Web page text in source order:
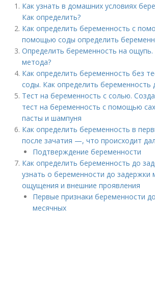
Как узнать в домашних условиях
Как определить?
Как определить беременность с
помощью соды определить
Определить беременность на
метода?
Как определить беременность без
соды. Как определить беременность
Тест на беременность с солью.
тест на беременность с помощью
пасты и шампуня
Как определить беременность в
после зачатия —, что происходит
Подтверждение беременности
Как определить беременность до
узнать о беременности до задержки
ощущения и внешние проявления
Первые признаки беременности
месячных